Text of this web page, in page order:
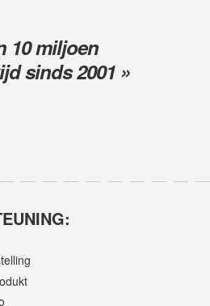
10 miljoen
sinds 2001 »